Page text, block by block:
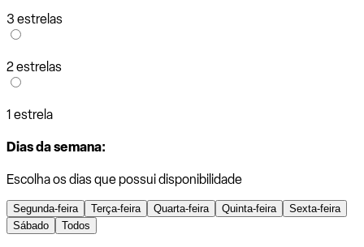
3 estrelas
2 estrelas
1 estrela
Dias da semana:
Escolha os dias que possui disponibilidade
Segunda-feira Terça-feira Quarta-feira Quinta-feira
Sexta-feira
Sábado
Todos